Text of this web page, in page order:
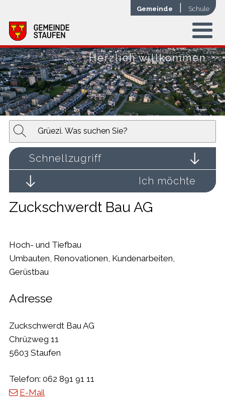
Navigieren in der Gemeinde
Menu
Gemeinde Schule
Herzlich willkommen
Suchbegriff
Schnellzugriff
Ich möchte
Zuckschwerdt Bau AG
Hoch- und Tiefbau
Umbauten, Renovationen, Kundenarbeiten,
Gerüstbau
Adresse
Zuckschwerdt Bau AG
Chrüzweg 11
5603 Staufen
Telefon: 062 891 91 11
E-Mail